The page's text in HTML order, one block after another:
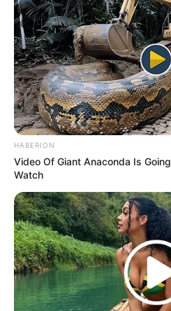
reducían al trabajo, la
pequeño jardín en las
Horizonte.
Los familiares siempre
—Eduardo, todavía estás
debería vivir solo para
HABERION
Video Of Giant Anaconda Is
Watch